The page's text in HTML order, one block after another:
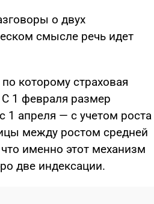
о двух
смысле речь идет
которому страховая
1 февраля размер
апреля — с учетом роста
между ростом средней
именно этот механизм
две индексации.